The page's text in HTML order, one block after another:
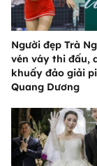
Người đẹp Trà
vén váy thi đấu,
khuấy đảo giải
Quang Dương